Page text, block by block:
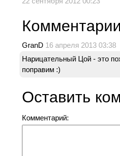
Комментарии
GranD 16 апреля 2013 03:38
Нарицательный Цой - это
поправим :)
Оставить
Комментарий: